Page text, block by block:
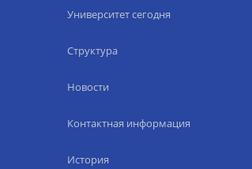
Университет сегодня
Структура
Новости
Контактная информация
История